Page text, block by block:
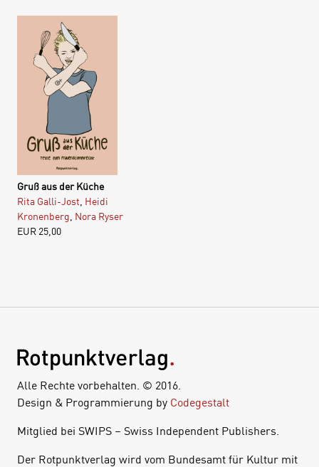
Gruß aus der Küche
Rita Galli-Jost Heidi
Kronenberg Nora Ryser
EUR 25,00
Alle Rechte vorbehalten. © 2016.
Design & Programmierung by Codegestalt
Mitglied bei SWIPS – Swiss Independent Publishers.
Der Rotpunktverlag wird vom Bundesamt für Kultur mit